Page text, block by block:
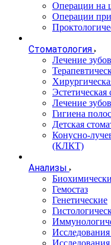
Операции на
Операции
Стоматология
Лечение
Эстетическая
Лечение
Гигиена
Детская
Конусно-
(КЛКТ)
Анализы
Гемостаз
Генетические
Исследования